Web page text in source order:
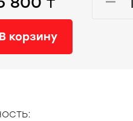
В корзину